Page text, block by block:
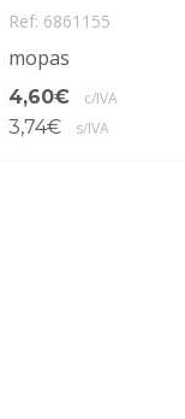
Ref: 6861155
mopas
4,60€ c/IVA
3,74€ s/IVA